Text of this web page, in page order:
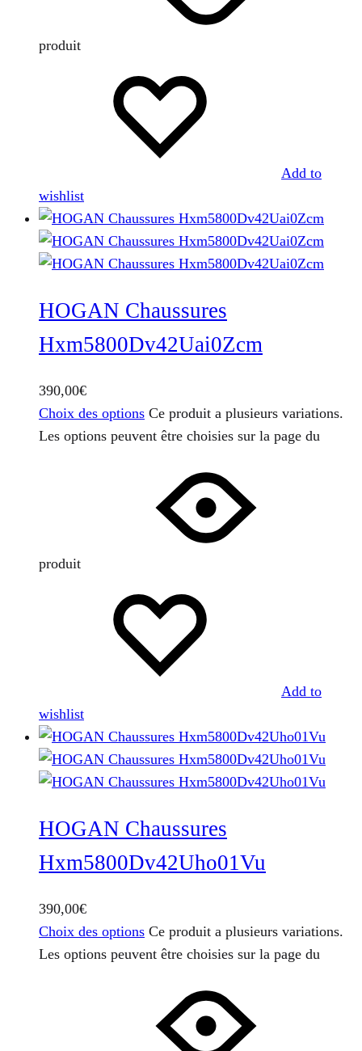
produit
Add to
wishlist
HOGAN Chaussures
Hxm5800Dv42Uai0Zcm
390,00€
Choix des options Ce produit a plusieurs variations.
Les options peuvent être choisies sur la page du
produit
Add to
wishlist
HOGAN Chaussures
Hxm5800Dv42Uho01Vu
390,00€
Choix des options Ce produit a plusieurs variations.
Les options peuvent être choisies sur la page du